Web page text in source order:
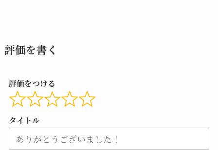
評価を書く
評価をつける
タイトル